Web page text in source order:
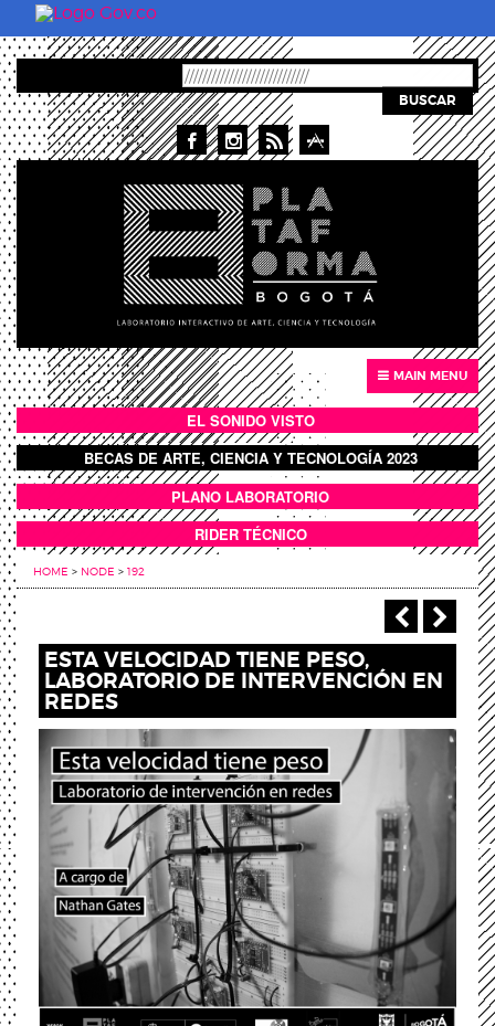
Skip to main content
BUSCAR
MAIN MENU
BOTÓN SONIDO VISTO
EL SONIDO VISTO
BOTON DOMO LLENO
BECAS DE ARTE, CIENCIA Y TECNOLOGÍA 2023
ANEXOS
PLANO LABORATORIO
RIDER TÉCNICO
HOME > NODE > 192
‹
ESTA VELOCIDAD TIENE PESO,
LABORATORIO DE INTERVENCIÓN EN
REDES